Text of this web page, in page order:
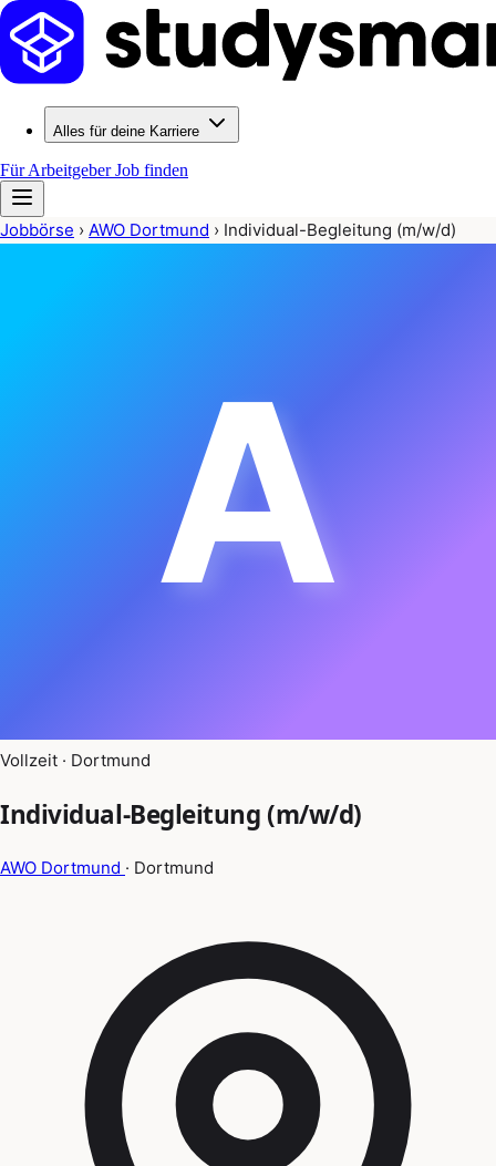
Alles für deine Karriere
Für ArbeitgeberJob finden
Jobbörse › AWO Dortmund › Individual-Begleitung (m/w/d)
A
Vollzeit · Dortmund
Individual-Begleitung (m/w/d)
AWO Dortmund · Dortmund